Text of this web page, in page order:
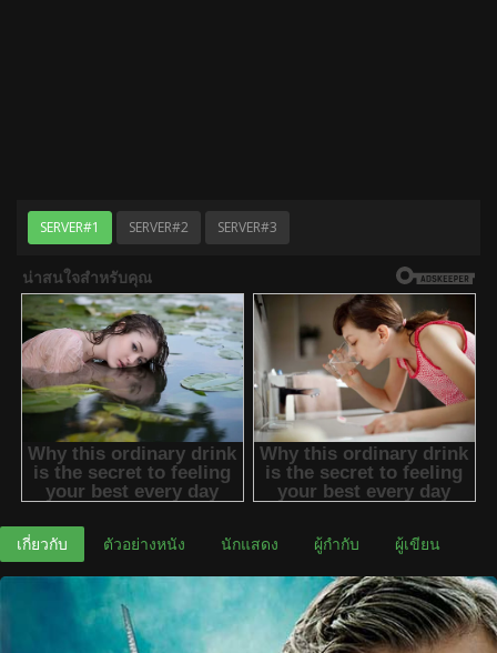
SERVER#1 SERVER#2 SERVER#3
เกี่ยวกับ ตัวอย่างหนัง นักแสดง ผู้กำกับ ผู้เขียน